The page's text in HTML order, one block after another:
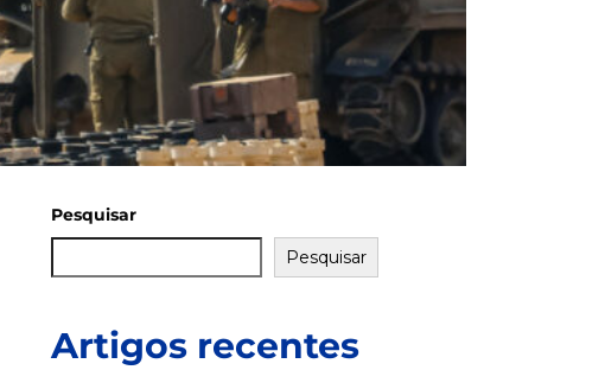
Pesquisar
Pesquisar
Artigos recentes